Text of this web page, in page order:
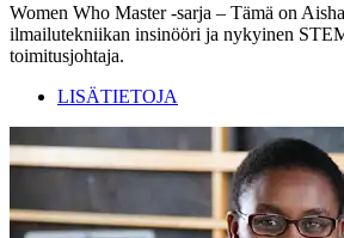
Women Who Master -sarja – Tämä on
ilmailutekniikan insinööri ja nykyinen
toimitusjohtaja.
LISÄTIETOJA